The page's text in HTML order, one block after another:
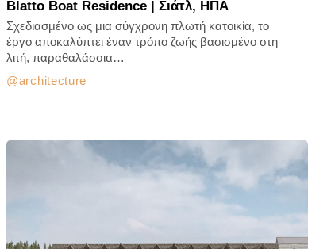
Blatto Boat Residence | Σιάτλ, ΗΠΑ
architecture
Σχεδιασμένο ως μια σύγχρονη πλωτή κατοικία, το
έργο αποκαλύπτει έναν τρόπο ζωής βασισμένο στη
λιτή, παραθαλάσσια…